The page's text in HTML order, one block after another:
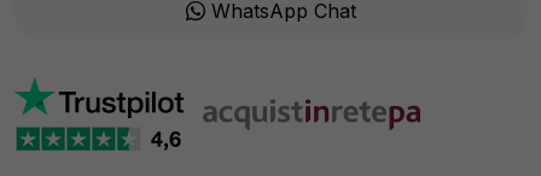
WhatsApp Chat